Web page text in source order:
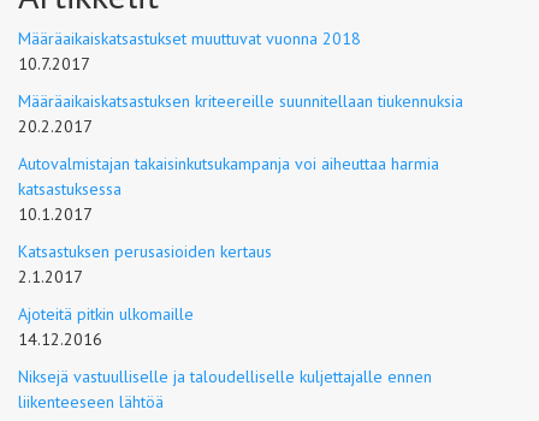
Määräaikaiskatsastukset muuttuvat vuonna 2018
10.7.2017
Määräaikaiskatsastuksen kriteereille suunnitellaan tiukennuksia
20.2.2017
Autovalmistajan takaisinkutsukampanja voi aiheuttaa harmia
katsastuksessa
10.1.2017
Katsastuksen perusasioiden kertaus
2.1.2017
Ajoteitä pitkin ulkomaille
14.12.2016
Niksejä vastuulliselle ja taloudelliselle kuljettajalle ennen
liikenteeseen lähtöä